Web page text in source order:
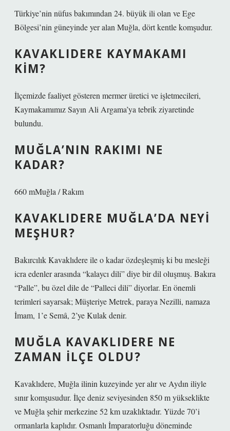
Türkiye’nin nüfus bakımından 24. büyük ili olan ve Ege
Bölgesi’nin güneyinde yer alan Muğla, dört kentle komşudur.
KAVAKLIDERE KAYMAKAMI
KIM?
İlçemizde faaliyet gösteren mermer üretici ve işletmecileri,
Kaymakamımız Sayın Ali Argama’ya tebrik ziyaretinde
bulundu.
MUĞLA’NIN RAKIMI NE
KADAR?
660 mMuğla / Rakım
KAVAKLIDERE MUĞLA’DA NEYI
MEŞHUR?
Bakırcılık Kavaklıdere ile o kadar özdeşleşmiş ki bu mesleği
icra edenler arasında “kalaycı dili” diye bir dil oluşmuş. Bakıra
“Palle”, bu özel dile de “Palleci dili” diyorlar. En önemli
terimleri sayarsak; Müşteriye Metrek, paraya Nezilli, namaza
İmam, 1’e Semâ, 2’ye Kulak denir.
MUĞLA KAVAKLIDERE NE
ZAMAN ILÇE OLDU?
Kavaklıdere, Muğla ilinin kuzeyinde yer alır ve Aydın iliyle
sınır komşusudur. İlçe deniz seviyesinden 850 m yükseklikte
ve Muğla şehir merkezine 52 km uzaklıktadır. Yüzde 70’i
ormanlarla kaplıdır. Osmanlı İmparatorluğu döneminde